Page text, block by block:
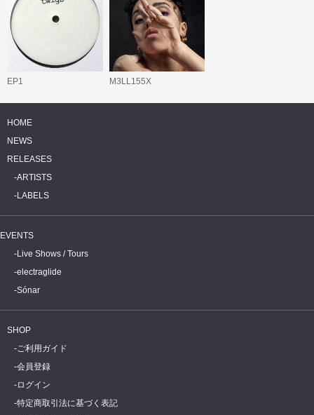
EP1 M3LL155X
HOME
NEWS
RELEASES
ARTISTS
LABELS
EVENTS
Live Shows / Tours
electraglide
Sónar
SHOP
ご利用ガイド
会員登録
ログイン
特定商取引法に基づく表記